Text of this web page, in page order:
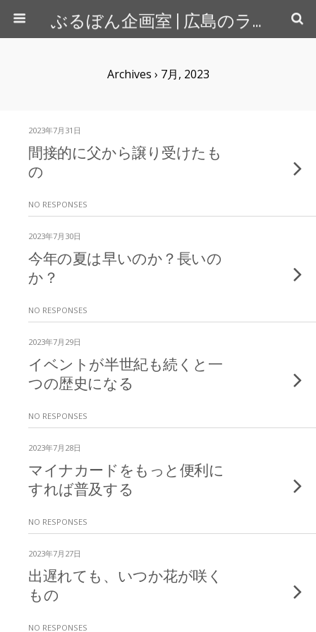
ぶるぼん企画室 | 広島のライター＆カメラマン
Archives › 7月, 2023
2023年7月31日
間接的に父から譲り受けたも
の
NO RESPONSES
2023年7月30日
今年の夏は早いのか？長いの
か？
NO RESPONSES
2023年7月29日
イベントが半世紀も続くと一
つの歴史になる
NO RESPONSES
2023年7月28日
マイナカードをもっと便利に
すれば普及する
NO RESPONSES
2023年7月27日
出遅れても、いつか花が咲く
もの
NO RESPONSES